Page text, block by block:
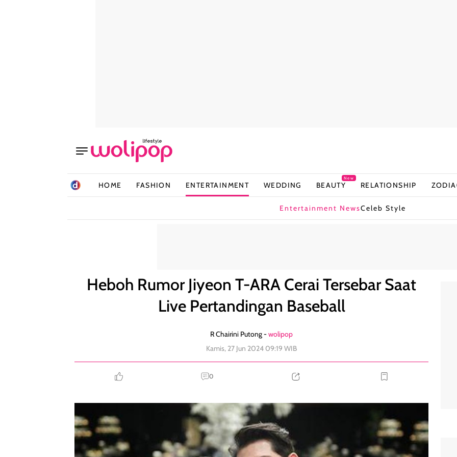
HOME FASHION ENTERTAINMENT WEDDING BEAUTY
New
RELATIONSHIP
Entertainment NewsCeleb Style
Heboh Rumor Jiyeon T-ARA Cerai Tersebar Saat
Live Pertandingan Baseball
R Chairini Putong -wolipop
Kamis, 27 Jun 2024 09:19 WIB
0